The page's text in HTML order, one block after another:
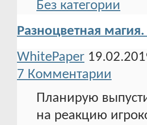
Без категории
Разноцветная
WhitePaper
7 Комментарии
Планирую
на реакцию